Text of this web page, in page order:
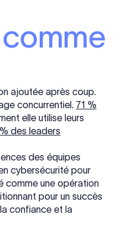
ajoutée après coup.
concurrentiel. 71 %
elle utilise leurs
des leaders
des équipes
cybersécurité pour
comme une opération
pour un succès
confiance et la